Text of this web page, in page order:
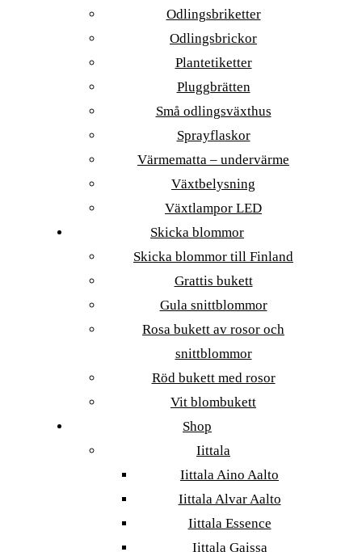
Odlingsbriketter
Odlingsbrickor
Plantetiketter
Pluggbrätten
Små odlingsväxthus
Sprayflaskor
Värmematta – undervärme
Växtbelysning
Växtlampor LED
Skicka blommor
Skicka blommor till Finland
Grattis bukett
Gula snittblommor
Rosa bukett av rosor och
snittblommor
Röd bukett med rosor
Vit blombukett
Shop
Iittala
Iittala Aino Aalto
Iittala Alvar Aalto
Iittala Essence
Iittala Gaissa